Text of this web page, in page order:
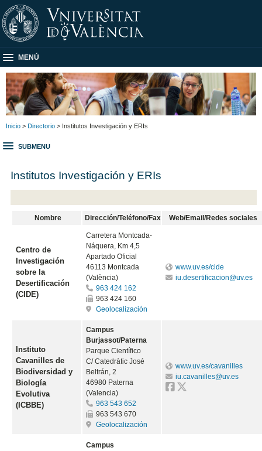
MENÚ
Inicio > Directorio > Institutos Investigación y ERIs
SUBMENU
Institutos Investigación y ERIs
Nombre Dirección/Teléfono/Fax Web/Email/Redes sociales
Centro de
Investigación
sobre la
Desertificación
(CIDE)
Carretera Montcada-
Náquera, Km 4,5
Apartado Oficial
46113 Montcada
(València)
963 424 162
963 424 160
Geolocalización
www.uv.es/cide
iu.desertificacion@uv.es
Instituto
Cavanilles de
Biodiversidad y
Biología
Evolutiva
(ICBBE)
Campus
Burjassot/Paterna
Parque Científico
C/ Catedràtic José
Beltrán, 2
46980 Paterna
(Valencia)
963 543 652
963 543 670
Geolocalización
www.uv.es/cavanilles
iu.cavanilles@uv.es
Campus